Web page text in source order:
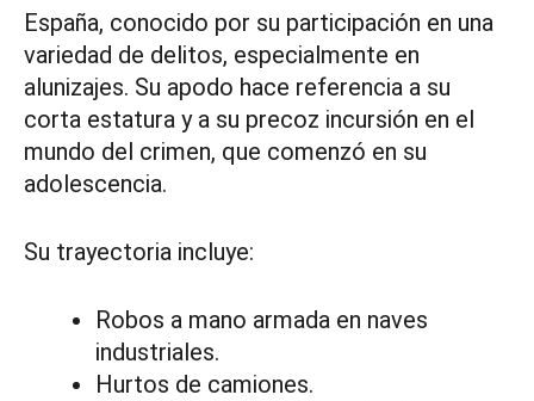
España, conocido por su participación en una
variedad de delitos, especialmente en
alunizajes. Su apodo hace referencia a su
corta estatura y a su precoz incursión en el
mundo del crimen, que comenzó en su
adolescencia.
Su trayectoria incluye:
Robos a mano armada en naves
industriales.
Hurtos de camiones.